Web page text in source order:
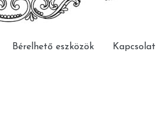
Bérelhető eszközök Kapcsolat